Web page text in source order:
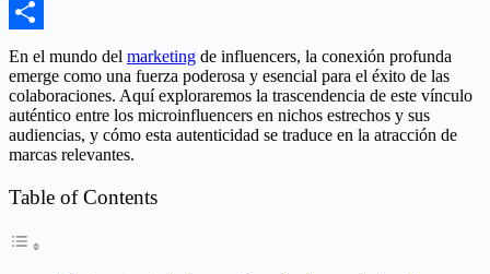
X
Compartir
En el mundo del marketing de influencers, la conexión profunda
emerge como una fuerza poderosa y esencial para el éxito de las
colaboraciones. Aquí exploraremos la trascendencia de este vínculo
auténtico entre los microinfluencers en nichos estrechos y sus
audiencias, y cómo esta autenticidad se traduce en la atracción de
marcas relevantes.
Table of Contents